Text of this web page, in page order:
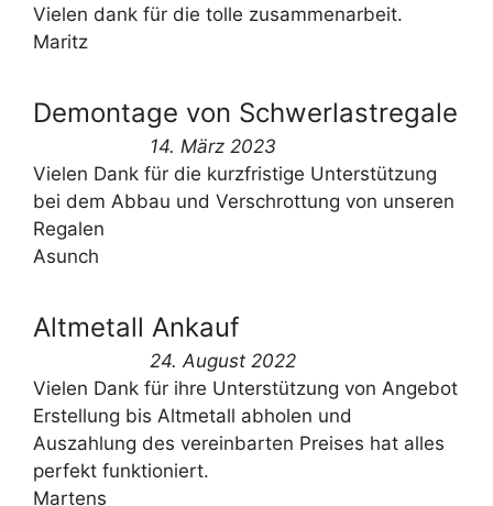
Vielen dank für die tolle zusammenarbeit.
Maritz
Demontage von Schwerlastregale
14. März 2023
Vielen Dank für die kurzfristige Unterstützung
bei dem Abbau und Verschrottung von unseren
Regalen
Asunch
Altmetall Ankauf
24. August 2022
Vielen Dank für ihre Unterstützung von Angebot
Erstellung bis Altmetall abholen und
Auszahlung des vereinbarten Preises hat alles
perfekt funktioniert.
Martens